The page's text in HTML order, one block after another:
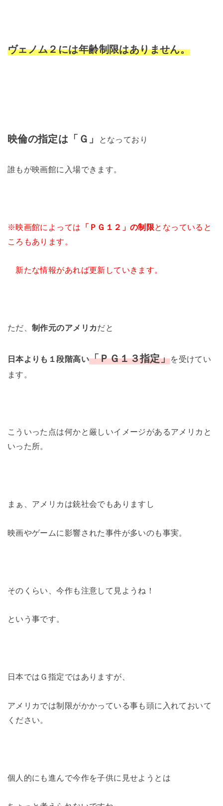
ヴェノム２には年齢制限はありません。
映倫の指定は「Ｇ」 となっており
誰もが映画館に入場できます。
※映画館によっては 「ＰＧ１２」の制限 となっていると
ころもあります。
新たな情報があれば更新していきます。
ただ、制作元のアメリカだと
日本よりも１段階高い「ＰＧ１３指定」を受けてい
ます。
こういった点は何かと厳しいイメージがあるアメリカと
いった所。
まぁ、アメリカは銃社会でもありますし
映画やゲームに影響された事件が多いのも事実。
そのくらい、今作も注意して見ようね！
という事です。
日本ではＧ指定ではありますが、
アメリカでは制限がかかっている事も頭に入れておいて
ください。
個人的にも進んで今作を子供に見せようとは